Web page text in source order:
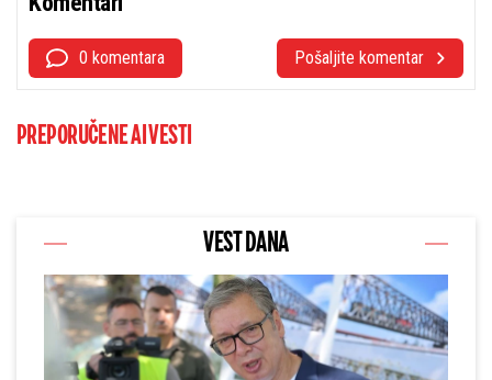
0 komentara Pošaljite komentar
PREPORUČENE AI VESTI
VEST DANA